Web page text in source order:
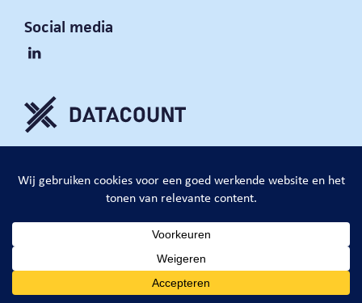
Social media
DataCount B.V.
privacy policy
algemene voorwaarden